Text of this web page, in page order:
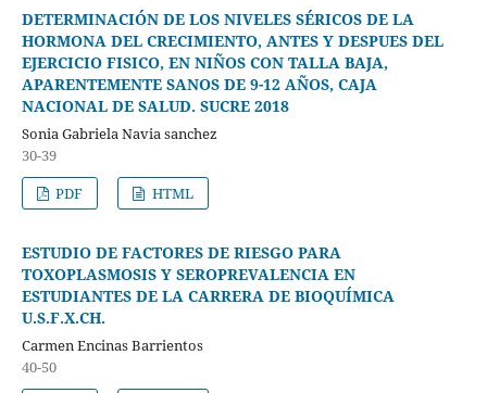
DETERMINACIÓN DE LOS NIVELES SÉRICOS DE LA
HORMONA DEL CRECIMIENTO, ANTES Y DESPUES DEL
EJERCICIO FISICO, EN NIÑOS CON TALLA BAJA,
APARENTEMENTE SANOS DE 9-12 AÑOS, CAJA
NACIONAL DE SALUD. SUCRE 2018
Sonia Gabriela Navia sanchez
30-39
PDF
HTML
ESTUDIO DE FACTORES DE RIESGO PARA
TOXOPLASMOSIS Y SEROPREVALENCIA EN
ESTUDIANTES DE LA CARRERA DE BIOQUÍMICA
U.S.F.X.CH.
Carmen Encinas Barrientos
40-50